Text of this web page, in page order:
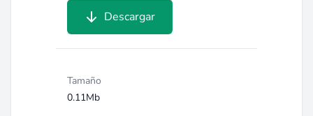
Descargar
Tamaño
0.11Mb